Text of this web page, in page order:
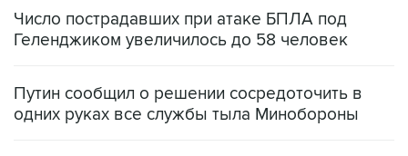
Число пострадавших при атаке БПЛА под
Геленджиком увеличилось до 58 человек
Путин сообщил о решении сосредоточить в
одних руках все службы тыла Минобороны